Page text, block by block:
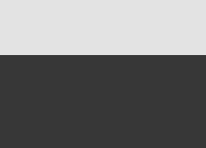
e
para a Feira ABF